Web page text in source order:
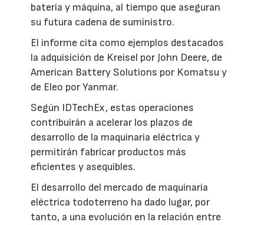
batería y máquina, al tiempo que aseguran
su futura cadena de suministro.
El informe cita como ejemplos destacados
la adquisición de Kreisel por John Deere, de
American Battery Solutions por Komatsu y
de Eleo por Yanmar.
Según IDTechEx, estas operaciones
contribuirán a acelerar los plazos de
desarrollo de la maquinaria eléctrica y
permitirán fabricar productos más
eficientes y asequibles.
El desarrollo del mercado de maquinaria
eléctrica todoterreno ha dado lugar, por
tanto, a una evolución en la relación entre